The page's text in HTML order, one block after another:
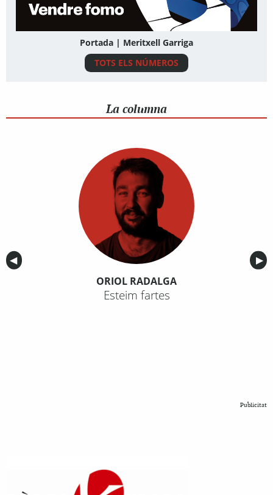
Portada | Meritxell Garriga
TOTS ELS NÚMEROS
La columna
Anterior
◀︎ ▶︎
ORIOL RADALGA
Esteim fartes
Publicitat